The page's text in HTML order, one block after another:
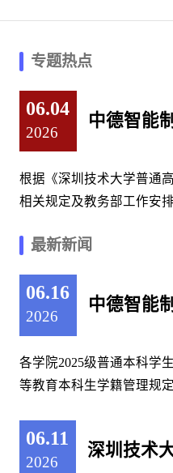
专题热点
06.04
2026
中德智能
根据《深圳技术大学普通
相关规定及教务部工作安
最新新闻
06.16
2026
中德智能
各学院2025级普通本科学
等教育本科生学籍管理规
06.11
2026
深圳技术